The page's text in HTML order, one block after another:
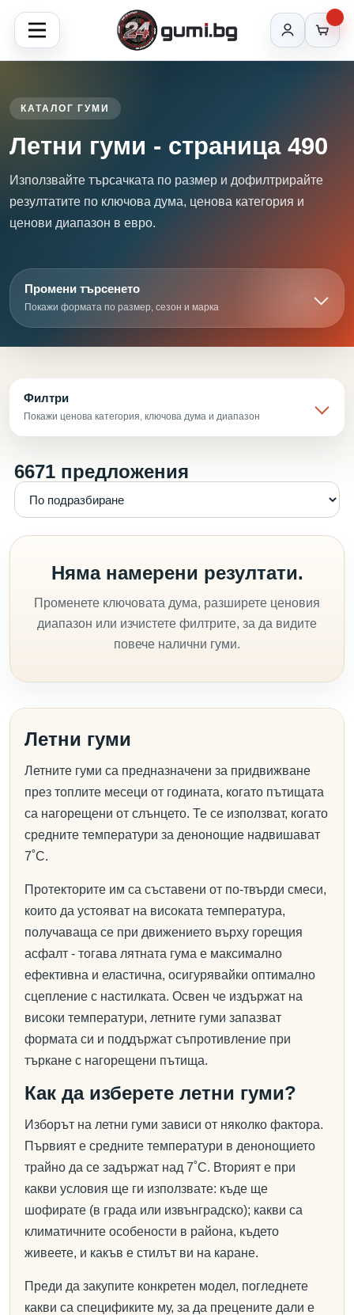
КАТАЛОГ ГУМИ
Летни гуми - страница 490
Използвайте търсачката по размер и дофилтрирайте
резултатите по ключова дума, ценова категория и
ценови диапазон в евро.
Промени търсенето
Покажи формата по размер, сезон и марка
Филтри
Покажи ценова категория, ключова дума и диапазон
6671 предложения
Няма намерени резултати.
Променете ключовата дума, разширете ценовия
диапазон или изчистете филтрите, за да видите
повече налични гуми.
Летни гуми
Летните гуми са предназначени за придвижване
през топлите месеци от годината, когато пътищата
са нагорещени от слънцето. Те се използват, когато
средните температури за денонощие надвишават
7˚C.
Протекторите им са съставени от по-твърди смеси,
които да устояват на високата температура,
получаваща се при движението върху горещия
асфалт - тогава лятната гума е максимално
ефективна и еластична, осигурявайки оптимално
сцепление с настилката. Освен че издържат на
високи температури, летните гуми запазват
формата си и поддържат съпротивление при
търкане с нагорещени пътища.
Как да изберете летни гуми?
Изборът на летни гуми зависи от няколко фактора.
Първият е средните температури в денонощието
трайно да се задържат над 7˚C. Вторият е при
какви условия ще ги използвате: къде ще
шофирате (в града или извънградско); какви са
климатичните особености в района, където
живеете, и какъв е стилът ви на каране.
Преди да закупите конкретен модел, погледнете
какви са спецификите му, за да прецените дали е